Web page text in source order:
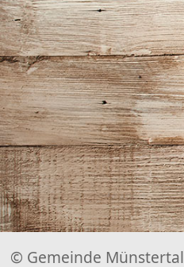
© Gemeinde Münstertal